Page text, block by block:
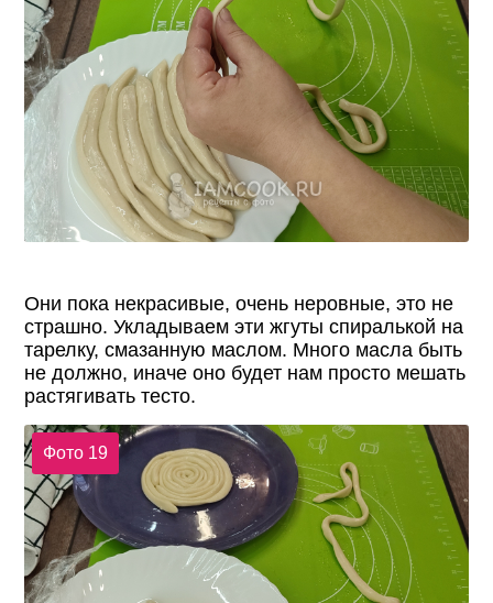
Они пока некрасивые, очень неровные, это не
страшно. Укладываем эти жгуты спиралькой на
тарелку, смазанную маслом. Много масла быть
не должно, иначе оно будет нам просто мешать
растягивать тесто.
Фото 19